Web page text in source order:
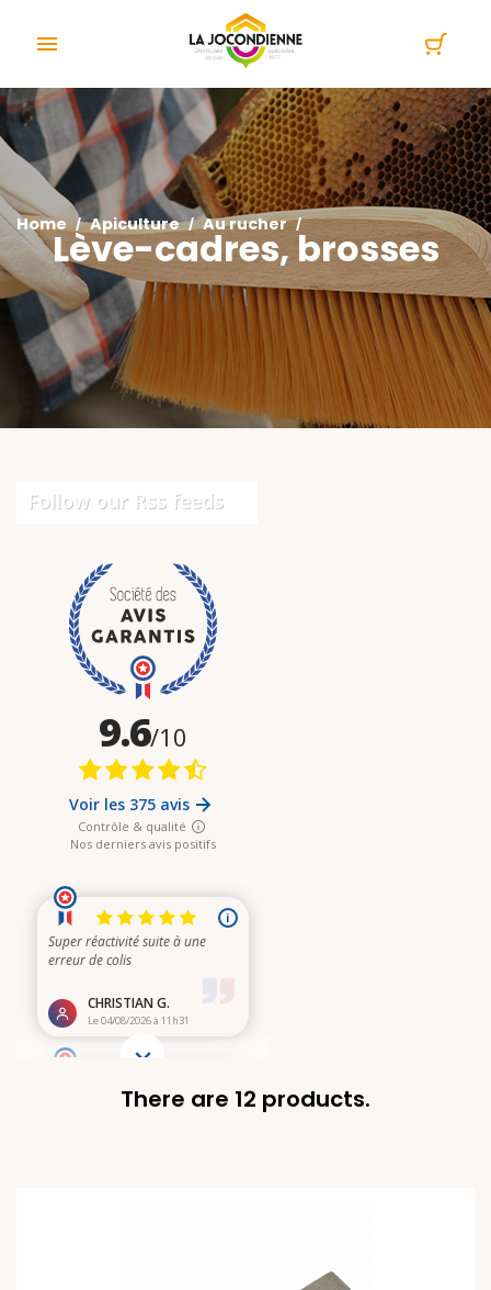

Home Apiculture Au rucher
Lève-cadres, brosses
Follow our Rss feeds
There are 12 products.
Cookies management panel